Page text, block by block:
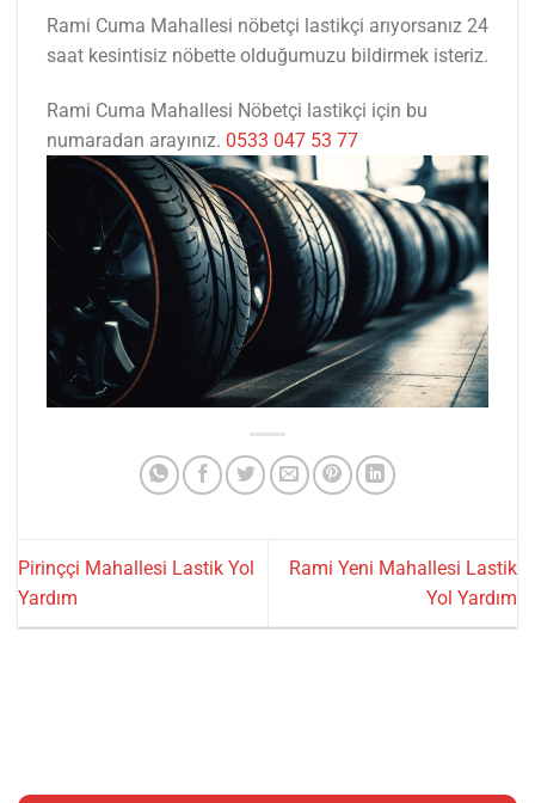
Rami Cuma Mahallesi nöbetçi lastikçi arıyorsanız 24
saat kesintisiz nöbette olduğumuzu bildirmek isteriz.
Rami Cuma Mahallesi Nöbetçi lastikçi için bu
numaradan arayınız. 0533 047 53 77
Pirinççi Mahallesi Lastik Yol
Yardım
Rami Yeni Mahallesi Lastik
Yol Yardım